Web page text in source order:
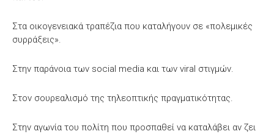
Στα οικογενειακά τραπέζια που καταλήγουν σε «πολεμικές
συρράξεις».
Στην παράνοια των social media και των viral στιγμών.
Στον σουρεαλισμό της τηλεοπτικής πραγματικότητας.
Στην αγωνία του πολίτη που προσπαθεί να καταλάβει αν ζει